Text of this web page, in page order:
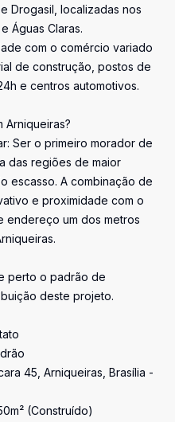
Drogasil, localizadas nos
Águas Claras.
com o comércio variado
de construção, postos de
e centros automotivos.
Arniqueiras?
Ser o primeiro morador de
das regiões de maior
escasso. A combinação de
e proximidade com o
endereço um dos metros
perto o padrão de
deste projeto.
45, Arniqueiras, Brasília -
(Construído)